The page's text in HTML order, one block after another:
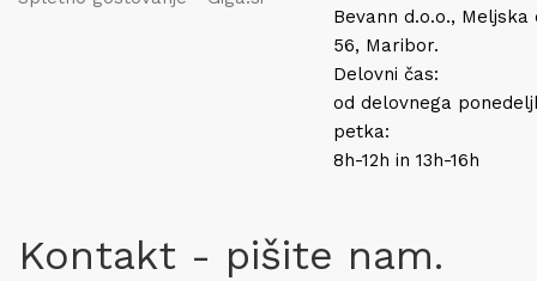
Bevann d.o.o., Meljska
56, Maribor.
Delovni čas:
od delovnega
petka:
8h-12h in 13h-16h
Kontakt - pišite nam.